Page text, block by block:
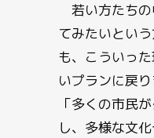
若い方たちの
てみたいとい
も、こういっ
いプランに戻
「多くの市民
し、多様な文